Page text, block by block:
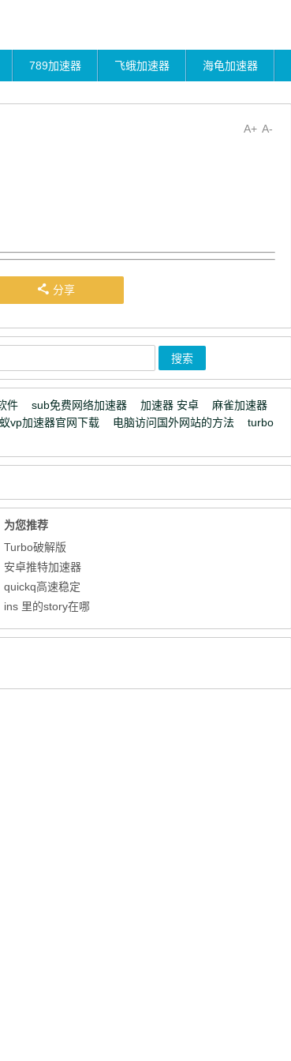
789加速器 飞蛾加速器 海龟加速器
A-
A+
分享
件 sub免费网络加速器 加速器 安卓
麻雀加速器
vp加速器官网下载 电脑访问国外网站的方法
turbo
为您推荐
Turbo破解版
安卓推特加速器
quickq高速稳定
ins 里的story在哪